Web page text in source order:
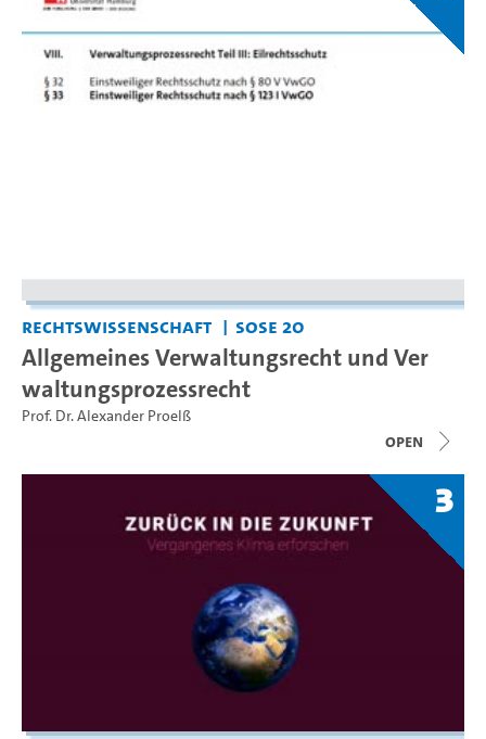
Rechtswissenschaft SoSe 20
Allgemeines Verwaltungsrecht und Ver
waltungsprozessrecht
Prof. Dr. Alexander Proelß
open
3